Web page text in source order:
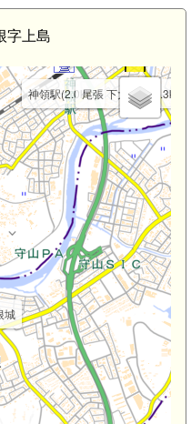
字上島
神領駅(2.0km)
城
尾張 下大留城(2.3km)